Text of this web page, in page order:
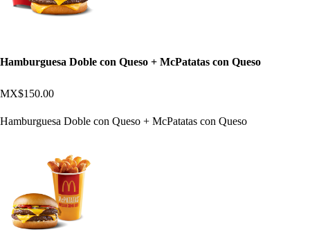
Hamburguesa Doble con Queso + McPatatas con Queso
MX$150.00
Hamburguesa Doble con Queso + McPatatas con Queso